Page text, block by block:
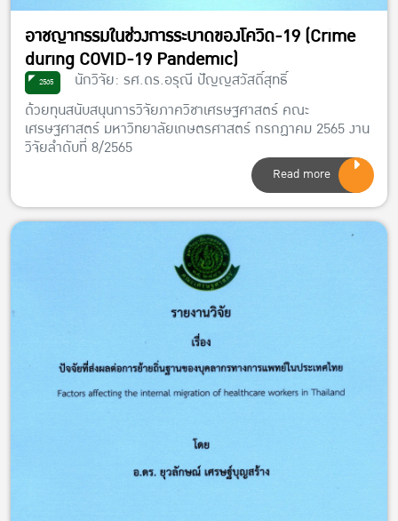
อาชญากรรมในช่วงการระบาดของโควิด-19 (Crime
during COVID-19 Pandemic)
2565
นักวิจัย: รศ.ดร.อรุณี ปัญญสวัสดิ์สุทธิ์
ด้วยทุนสนับสนุนการวิจัยภาควิชาเศรษฐศาสตร์ คณะ
เศรษฐศาสตร์ มหาวิทยาลัยเกษตรศาสตร์ กรกฏาคม 2565 งาน
วิจัยลำดับที่ 8/2565
Read more